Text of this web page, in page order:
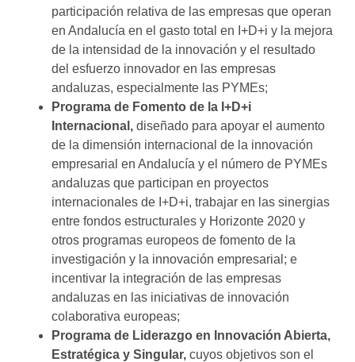
participación relativa de las empresas que operan
en Andalucía en el gasto total en I+D+i y la mejora
de la intensidad de la innovación y el resultado
del esfuerzo innovador en las empresas
andaluzas, especialmente las PYMEs;
Programa de Fomento de la I+D+i
Internacional, diseñado para apoyar el aumento
de la dimensión internacional de la innovación
empresarial en Andalucía y el número de PYMEs
andaluzas que participan en proyectos
internacionales de I+D+i, trabajar en las sinergias
entre fondos estructurales y Horizonte 2020 y
otros programas europeos de fomento de la
investigación y la innovación empresarial; e
incentivar la integración de las empresas
andaluzas en las iniciativas de innovación
colaborativa europeas;
Programa de Liderazgo en Innovación Abierta,
Estratégica y Singular, cuyos objetivos son el